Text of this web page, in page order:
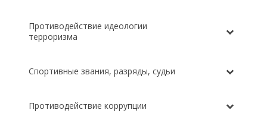
Противодействие идеологии
терроризма
Спортивные звания, разряды, судьи
Противодействие коррупции